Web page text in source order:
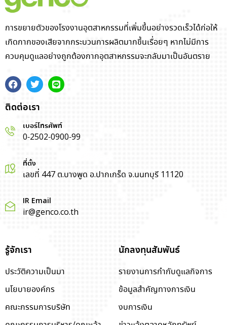
การขยายตัวของโรงงานอุตสาหกรรมที่เพิ่มขึ้นอย่างรวดเร็วได้ก่อให้
เกิดกากของเสียจากกระบวนการผลิตมากขึ้นเรื่อยๆ หากไม่มีการ
ควบคุมดูแลอย่างถูกต้องกากอุตสาหกรรมจะกลับมาเป็นอันตราย
ติดต่อเรา
เบอร์โทรศัพท์
0-2502-0900-99
ที่ตั้ง
เลขที่ 447 ต.บางพูด อ.ปากเกร็ด จ.นนทบุรี 11120
IR Email
ir@genco.co.th
รู้จักเรา
ประวัติความเป็นมา
นโยบายองค์กร
คณะกรรมการบริษัท
นักลงทุนสัมพันธ์
รายงานการกำกับดูแลกิจการ
ข้อมูลสำคัญทางการเงิน
งบการเงิน